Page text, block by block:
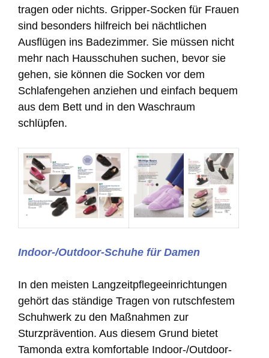
tragen oder nichts. Gripper-Socken für Frauen
sind besonders hilfreich bei nächtlichen
Ausflügen ins Badezimmer. Sie müssen nicht
mehr nach Hausschuhen suchen, bevor sie
gehen, sie können die Socken vor dem
Schlafengehen anziehen und einfach bequem
aus dem Bett und in den Waschraum
schlüpfen.
Indoor-/Outdoor-Schuhe für Damen
In den meisten Langzeitpflegeeinrichtungen
gehört das ständige Tragen von rutschfestem
Schuhwerk zu den Maßnahmen zur
Sturzprävention. Aus diesem Grund bietet
Tamonda extra komfortable Indoor-/Outdoor-